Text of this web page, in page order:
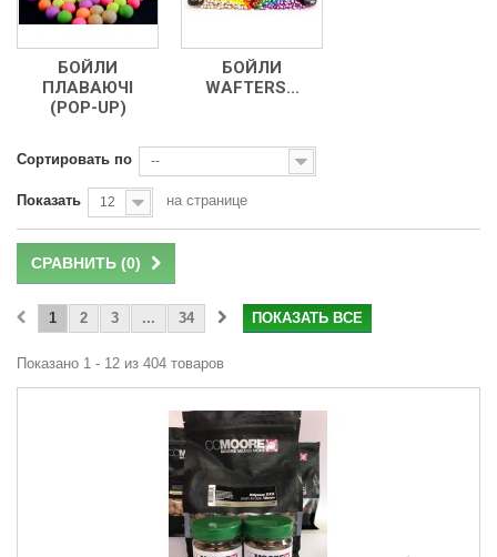
БОЙЛИ
ПЛАВАЮЧІ
(POP-UP)
БОЙЛИ
WAFTERS...
Сортировать по --
Показать 12 на странице
СРАВНИТЬ (0)
ПОКАЗАТЬ ВСЕ
1 2 3 ... 34
Показано 1 - 12 из 404 товаров